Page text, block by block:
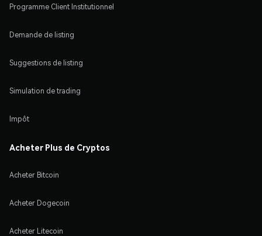
Programme Client Institutionnel
Demande de listing
Suggestions de listing
Simulation de trading
Impôt
Acheter Plus de Cryptos
Acheter Bitcoin
Acheter Dogecoin
Acheter Litecoin